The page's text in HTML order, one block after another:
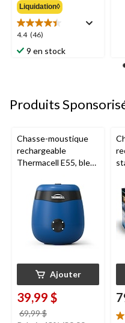
Liquidation◊
4.4 (46)
4.4
étoile(s)
sur
9 en stock
Produits
Chasse-moustique
rechargeable
Thermacell E55, bleu
Ajouter
39,99 $
69,99 $